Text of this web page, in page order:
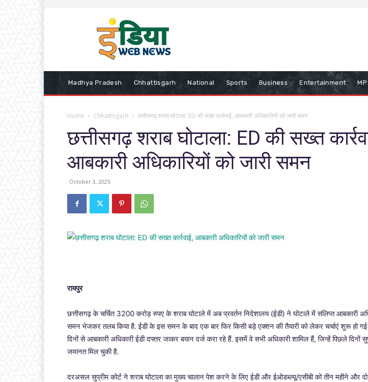
Madhya Pradesh Chhattisgarh National Sports Business Entertainment MP
Home Chhattisgarh छत्तीसगढ़ शराब घोटाला: ED की सख्त कार्रवाई, आबकारी अधिकारियों को जारी समन
छत्तीसगढ़ शराब घोटाला: ED की सख्त
आबकारी अधिकारियों को जारी समन
October 3, 2025
रायपुर
छत्तीसगढ़ के चर्चित 3200 करोड़ रुपए के शराब घोटाले में अब प्रवर्तन निदेशालय (ईडी) ने घोटाले में संलिप्त आबकारी
समन भेजकर तलब किया है. ईडी के इस समन के बाद एक बार फिर किसी बड़े एक्शन की तैयारी को लेकर चर्चाएं शुरू हो
दिनों से आबकारी अधिकारी ईडी दफ्तर जाकर बयान दर्ज करा रहे हैं. इसमें वे सभी अधिकारी शामिल हैं, जिन्हें पिछले दिनों
जमानत मिल चुकी है.
दरअसल सुप्रीम कोर्ट ने शराब घोटाला का मुख्य चालान पेश करने के लिए ईडी और ईओडब्ल्यू/एसीबी को तीन महीने और